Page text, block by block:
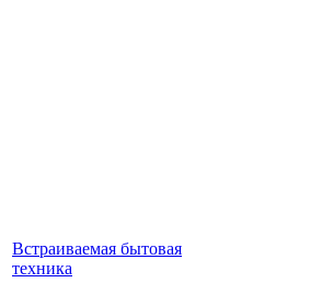
Встраиваемая бытовая
техника